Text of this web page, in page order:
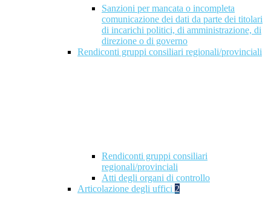
Sanzioni per mancata o incompleta
comunicazione dei dati da parte dei titolari
di incarichi politici, di amministrazione, di
direzione o di governo
Rendiconti gruppi consiliari regionali/provinciali
Rendiconti gruppi consiliari
regionali/provinciali
Atti degli organi di controllo
Articolazione degli uffici 2